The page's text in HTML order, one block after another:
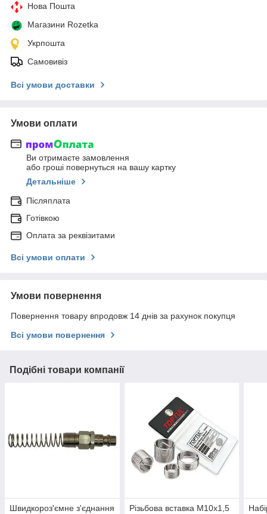
Нова Пошта
Магазини Rozetka
Укрпошта
Самовивіз
Всі умови доставки
Умови оплати
Ви отримаєте замовлення
або гроші повернуться на вашу картку
Детальніше
Післяплата
Готівкою
Оплата за реквізитами
Всі умови оплати
Умови повернення
Повернення товару впродовж 14 днів за рахунок покупця
Всі умови повернення
Подібні товари компанії
Швидкороз'ємне з'єднання
Pізьбoвa вставка М10х1,5